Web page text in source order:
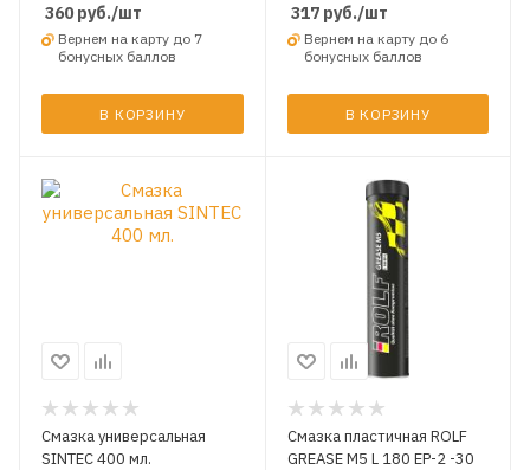
360 руб./шт
Вернем на карту до 7
бонусных баллов
В КОРЗИНУ
317руб./шт
Вернем на карту до 6
бонусных баллов
В КОРЗИНУ
Смазка универсальная
SINTEC 400 мл.
Смазка пластичная ROLF
GREASE M5 L 180 EP-2 -30